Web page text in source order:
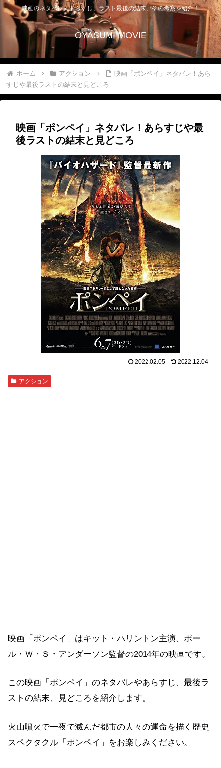
映画のネタバレ、あらすじ、ラスト最後の結末、その考察を紹介！
OYASUMI MOVIE
ホーム アクション
映画「ポンペイ」ネタバレ！あら
すじや最後ラストの結末と見どころ
映画「ポンペイ」ネタバレ！あらすじや最
後ラストの結末と見どころ
2022.02.05 2022.12.04
アクション
映画「ポンペイ」はキット・ハリントン主演、ポー
ル・Ｗ・Ｓ・アンダーソン監督の2014年の映画です。
この映画「ポンペイ」のネタバレやあらすじ、最後ラ
ストの結末、見どころを紹介します。
火山噴火で一夜で滅んだ都市の人々の運命を描く歴史
スペクタクル「ポンペイ」をお楽しみください。